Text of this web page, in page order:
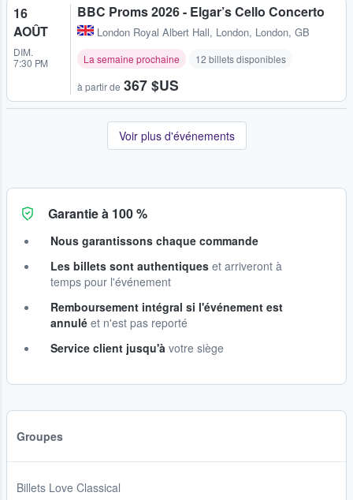
16
AOÛT
DIM.
7:30 PM
BBC Proms 2026 - Elgar’s Cello Concerto
London Royal Albert Hall, London, London, GB
La semaine prochaine 12 billets disponibles
à partir de 367 $US
Voir plus d'événements
Garantie à 100 %
Nous garantissons chaque commande
Les billets sont authentiques et arriveront à
temps pour l'événement
Remboursement intégral si l'événement est
annulé et n'est pas reporté
Service client jusqu'à votre siège
Groupes
Billets Love Classical